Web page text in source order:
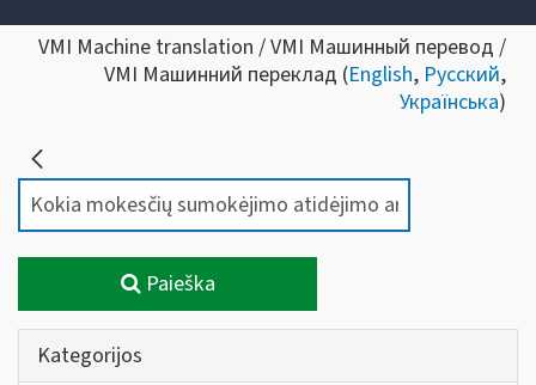
VMI Machine translation / VMI Машинный перевод /
VMI Машинний переклад (English, Русский,
Українська)
Paieška
Kategorijos